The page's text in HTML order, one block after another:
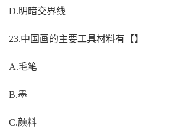
D.明暗交界线
23.中国画的主要工具材料有【】
A.毛笔
B.墨
C.颜料